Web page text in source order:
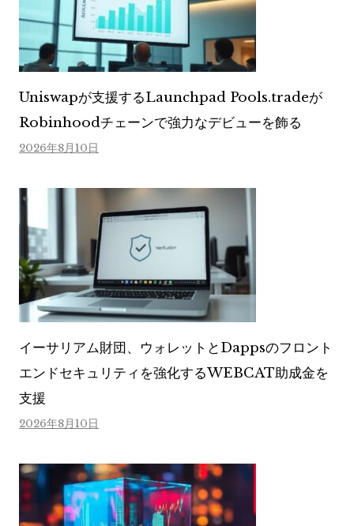
Uniswapが支援するLaunchpad Pools.tradeが
Robinhoodチェーンで強力なデビューを飾る
2026年8月10日
イーサリアム財団、ウォレットとDappsのフロント
エンドセキュリティを強化するWEBCAT助成金を
支援
2026年8月10日